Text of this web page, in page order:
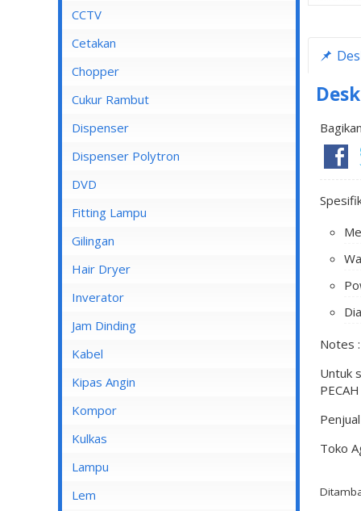
Notes :
Untuk
Toko
Blender Maspion
Blender Miyako
MCB 2 Pole
MCB 3 Pole
MCB 4 Pole
CCTV
DVR
Cetakan
Chopper
Cukur Rambut
Dispenser
Dispenser Cosmos
Dispenser Miyako
Dispenser Sanken
Dispenser Polytron
DVD
Fitting Lampu
Gilingan
Hair Dryer
Inverator
Jam Dinding
Kabel
Inbow/Outbow T Dus
Kabel Aksesoris
Kabel Antena
Kabel BC
Kipas Angin
Kipas Angin Berdiri
Kipas Angin Dinding
Kipas Angin Duduk
Kipas Angin Gantung
Kompor
Kompor Rinnai
Kulkas
LG
POLYTRON
Lampu
Fitting Lampu
Lem